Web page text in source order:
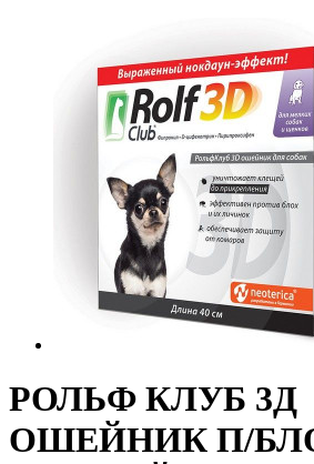
РОЛЬФ КЛУБ 3Д
ОШЕЙНИК П/